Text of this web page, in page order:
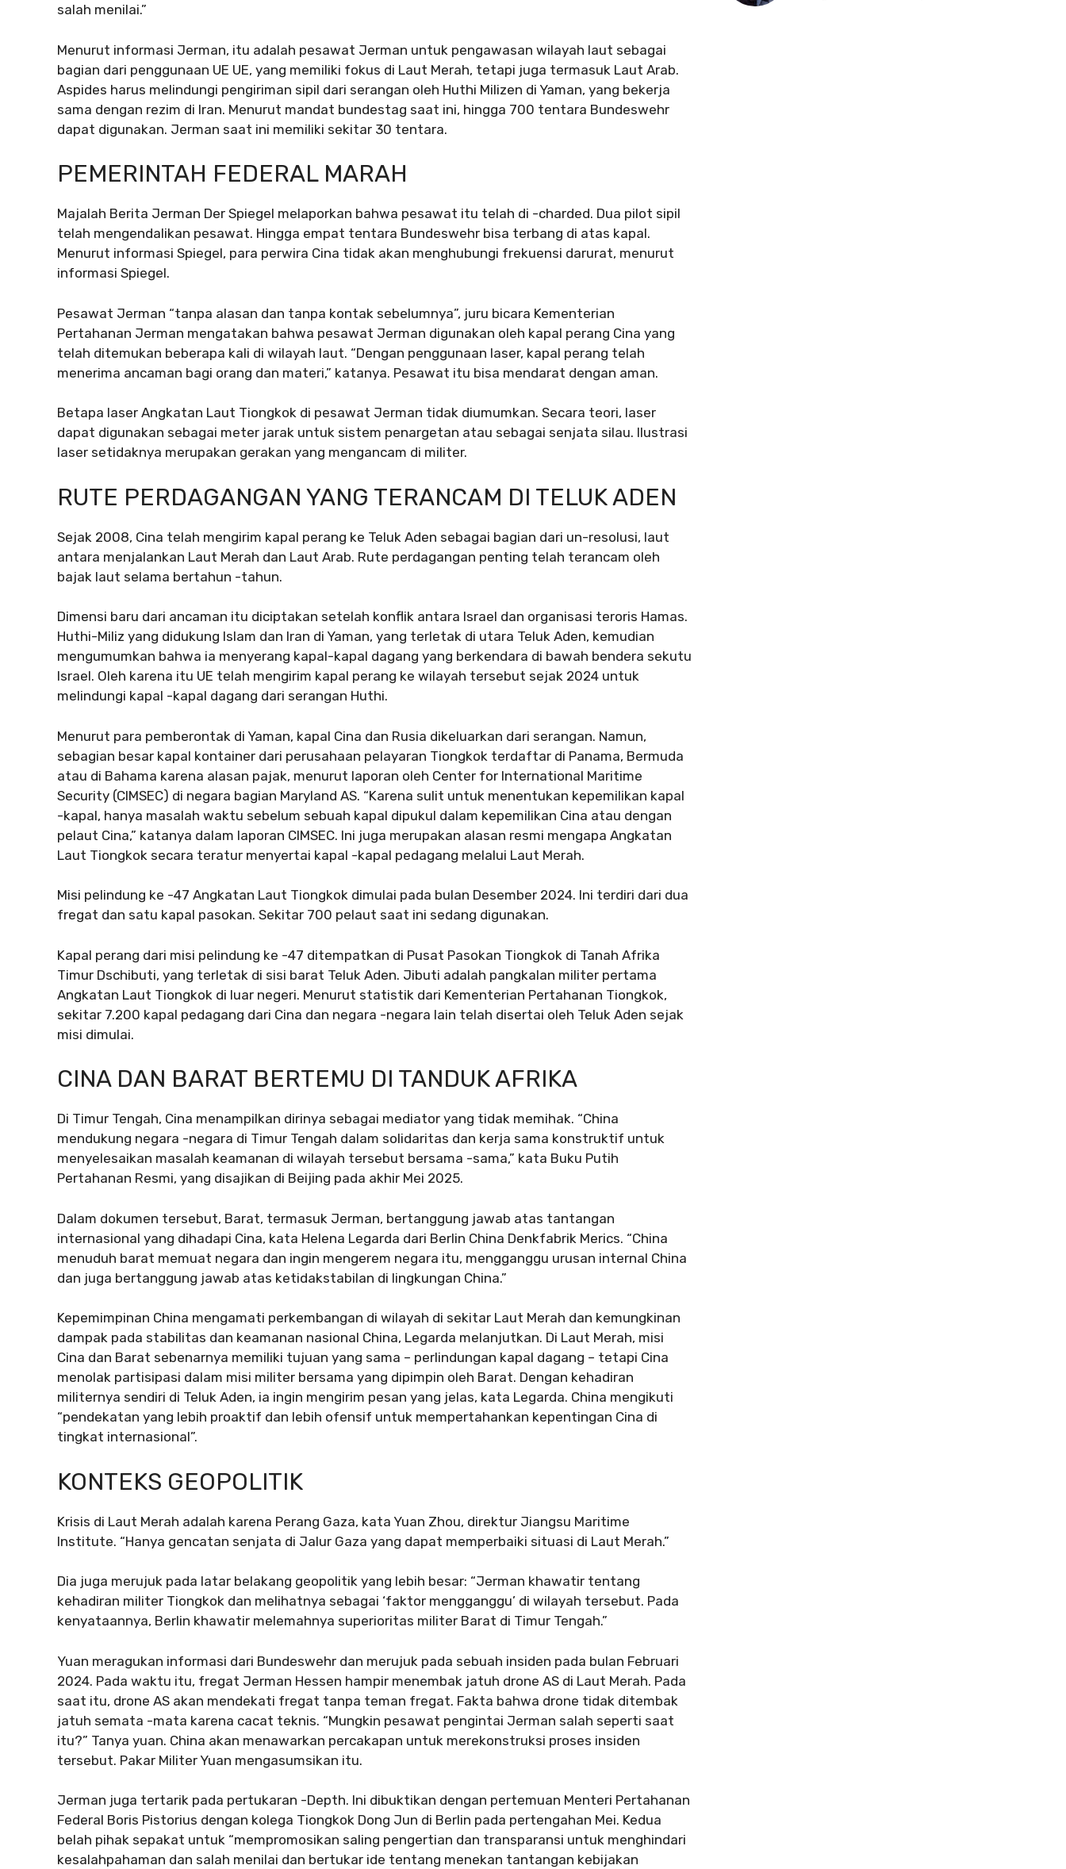
salah menilai.”
Menurut informasi Jerman, itu adalah pesawat Jerman untuk pengawasan wilayah laut sebagai
bagian dari penggunaan UE UE, yang memiliki fokus di Laut Merah, tetapi juga termasuk Laut Arab.
Aspides harus melindungi pengiriman sipil dari serangan oleh Huthi Milizen di Yaman, yang bekerja
sama dengan rezim di Iran. Menurut mandat bundestag saat ini, hingga 700 tentara Bundeswehr
dapat digunakan. Jerman saat ini memiliki sekitar 30 tentara.
PEMERINTAH FEDERAL MARAH
Majalah Berita Jerman Der Spiegel melaporkan bahwa pesawat itu telah di -charded. Dua pilot sipil
telah mengendalikan pesawat. Hingga empat tentara Bundeswehr bisa terbang di atas kapal.
Menurut informasi Spiegel, para perwira Cina tidak akan menghubungi frekuensi darurat, menurut
informasi Spiegel.
Pesawat Jerman “tanpa alasan dan tanpa kontak sebelumnya”, juru bicara Kementerian
Pertahanan Jerman mengatakan bahwa pesawat Jerman digunakan oleh kapal perang Cina yang
telah ditemukan beberapa kali di wilayah laut. “Dengan penggunaan laser, kapal perang telah
menerima ancaman bagi orang dan materi,” katanya. Pesawat itu bisa mendarat dengan aman.
Betapa laser Angkatan Laut Tiongkok di pesawat Jerman tidak diumumkan. Secara teori, laser
dapat digunakan sebagai meter jarak untuk sistem penargetan atau sebagai senjata silau. Ilustrasi
laser setidaknya merupakan gerakan yang mengancam di militer.
RUTE PERDAGANGAN YANG TERANCAM DI TELUK ADEN
Sejak 2008, Cina telah mengirim kapal perang ke Teluk Aden sebagai bagian dari un-resolusi, laut
antara menjalankan Laut Merah dan Laut Arab. Rute perdagangan penting telah terancam oleh
bajak laut selama bertahun -tahun.
Dimensi baru dari ancaman itu diciptakan setelah konflik antara Israel dan organisasi teroris Hamas.
Huthi-Miliz yang didukung Islam dan Iran di Yaman, yang terletak di utara Teluk Aden, kemudian
mengumumkan bahwa ia menyerang kapal-kapal dagang yang berkendara di bawah bendera sekutu
Israel. Oleh karena itu UE telah mengirim kapal perang ke wilayah tersebut sejak 2024 untuk
melindungi kapal -kapal dagang dari serangan Huthi.
Menurut para pemberontak di Yaman, kapal Cina dan Rusia dikeluarkan dari serangan. Namun,
sebagian besar kapal kontainer dari perusahaan pelayaran Tiongkok terdaftar di Panama, Bermuda
atau di Bahama karena alasan pajak, menurut laporan oleh Center for International Maritime
Security (CIMSEC) di negara bagian Maryland AS. “Karena sulit untuk menentukan kepemilikan kapal
-kapal, hanya masalah waktu sebelum sebuah kapal dipukul dalam kepemilikan Cina atau dengan
pelaut Cina,” katanya dalam laporan CIMSEC. Ini juga merupakan alasan resmi mengapa Angkatan
Laut Tiongkok secara teratur menyertai kapal -kapal pedagang melalui Laut Merah.
Misi pelindung ke -47 Angkatan Laut Tiongkok dimulai pada bulan Desember 2024. Ini terdiri dari dua
fregat dan satu kapal pasokan. Sekitar 700 pelaut saat ini sedang digunakan.
Kapal perang dari misi pelindung ke -47 ditempatkan di Pusat Pasokan Tiongkok di Tanah Afrika
Timur Dschibuti, yang terletak di sisi barat Teluk Aden. Jibuti adalah pangkalan militer pertama
Angkatan Laut Tiongkok di luar negeri. Menurut statistik dari Kementerian Pertahanan Tiongkok,
sekitar 7.200 kapal pedagang dari Cina dan negara -negara lain telah disertai oleh Teluk Aden sejak
misi dimulai.
CINA DAN BARAT BERTEMU DI TANDUK AFRIKA
Di Timur Tengah, Cina menampilkan dirinya sebagai mediator yang tidak memihak. “China
mendukung negara -negara di Timur Tengah dalam solidaritas dan kerja sama konstruktif untuk
menyelesaikan masalah keamanan di wilayah tersebut bersama -sama,” kata Buku Putih
Pertahanan Resmi, yang disajikan di Beijing pada akhir Mei 2025.
Dalam dokumen tersebut, Barat, termasuk Jerman, bertanggung jawab atas tantangan
internasional yang dihadapi Cina, kata Helena Legarda dari Berlin China Denkfabrik Merics. “China
menuduh barat memuat negara dan ingin mengerem negara itu, mengganggu urusan internal China
dan juga bertanggung jawab atas ketidakstabilan di lingkungan China.”
Kepemimpinan China mengamati perkembangan di wilayah di sekitar Laut Merah dan kemungkinan
dampak pada stabilitas dan keamanan nasional China, Legarda melanjutkan. Di Laut Merah, misi
Cina dan Barat sebenarnya memiliki tujuan yang sama – perlindungan kapal dagang – tetapi Cina
menolak partisipasi dalam misi militer bersama yang dipimpin oleh Barat. Dengan kehadiran
militernya sendiri di Teluk Aden, ia ingin mengirim pesan yang jelas, kata Legarda. China mengikuti
“pendekatan yang lebih proaktif dan lebih ofensif untuk mempertahankan kepentingan Cina di
tingkat internasional”.
KONTEKS GEOPOLITIK
Krisis di Laut Merah adalah karena Perang Gaza, kata Yuan Zhou, direktur Jiangsu Maritime
Institute. “Hanya gencatan senjata di Jalur Gaza yang dapat memperbaiki situasi di Laut Merah.”
Dia juga merujuk pada latar belakang geopolitik yang lebih besar: “Jerman khawatir tentang
kehadiran militer Tiongkok dan melihatnya sebagai ‘faktor mengganggu’ di wilayah tersebut. Pada
kenyataannya, Berlin khawatir melemahnya superioritas militer Barat di Timur Tengah.”
Yuan meragukan informasi dari Bundeswehr dan merujuk pada sebuah insiden pada bulan Februari
2024. Pada waktu itu, fregat Jerman Hessen hampir menembak jatuh drone AS di Laut Merah. Pada
saat itu, drone AS akan mendekati fregat tanpa teman fregat. Fakta bahwa drone tidak ditembak
jatuh semata -mata karena cacat teknis. “Mungkin pesawat pengintai Jerman salah seperti saat
itu?” Tanya yuan. China akan menawarkan percakapan untuk merekonstruksi proses insiden
tersebut. Pakar Militer Yuan mengasumsikan itu.
Jerman juga tertarik pada pertukaran -Depth. Ini dibuktikan dengan pertemuan Menteri Pertahanan
Federal Boris Pistorius dengan kolega Tiongkok Dong Jun di Berlin pada pertengahan Mei. Kedua
belah pihak sepakat untuk “mempromosikan saling pengertian dan transparansi untuk menghindari
kesalahpahaman dan salah menilai dan bertukar ide tentang menekan tantangan kebijakan